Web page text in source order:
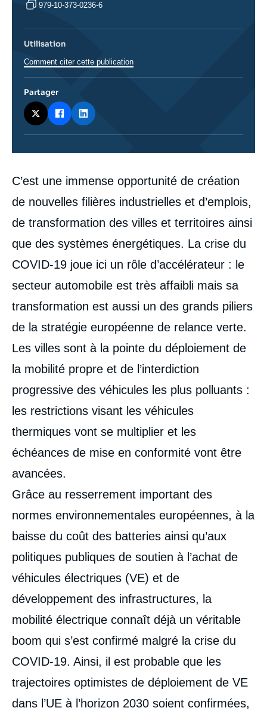
Corps
analyses
C’est une immense opportunité de création
de nouvelles filières industrielles et d’emplois,
de transformation des villes et territoires ainsi
que des systèmes énergétiques. La crise du
COVID-19 joue ici un rôle d’accélérateur : le
secteur automobile est très affaibli mais sa
transformation est aussi un des grands piliers
de la stratégie européenne de relance verte.
Les villes sont à la pointe du déploiement de
la mobilité propre et de l’interdiction
progressive des véhicules les plus polluants :
les restrictions visant les véhicules
thermiques vont se multiplier et les
échéances de mise en conformité vont être
avancées.
Grâce au resserrement important des
normes environnementales européennes, à la
baisse du coût des batteries ainsi qu’aux
politiques publiques de soutien à l’achat de
véhicules électriques (VE) et de
développement des infrastructures, la
mobilité électrique connaît déjà un véritable
boom qui s’est confirmé malgré la crise du
COVID-19. Ainsi, il est probable que les
trajectoires optimistes de déploiement de VE
dans l’UE à l’horizon 2030 soient confirmées,
979-10-373-0236-6
Utilisation
Comment citer cette publication
Partager